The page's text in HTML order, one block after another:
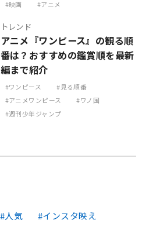
映画 アニメ
トレンド
アニメ『ワンピース』の観る順
番は？おすすめの鑑賞順を最新
編まで紹介
ワンピース
見る順番
アニメワンピース
ワノ国
週刊少年ジャンプ
人気
インスタ映え